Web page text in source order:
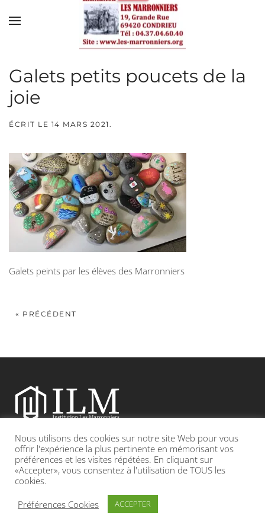
Skip to main content
Galets petits poucets de la
joie
ÉCRIT LE 14 MARS 2021 .
Galets peints par les élèves des Marronniers
« PRÉCÉDENT
Etablissement catholique sous contrat d’association avec l’Etat
Adresse : 19, Grande rue 69420 CONDRIEU
INFOS LÉGALES POLITIQUE DE CONFIDENTIALITÉ
Nous utilisons des cookies sur notre site Web pour vous
offrir l'expérience la plus pertinente en mémorisant vos
préférences et les visites répétées. En cliquant sur
«Accepter», vous consentez à l'utilisation de TOUS les
cookies.
Préférences Cookies
ACCEPTER